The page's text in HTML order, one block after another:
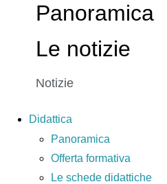
Panoramica
Le notizie
Notizie
Didattica
Panoramica
Offerta formativa
Le schede didattiche